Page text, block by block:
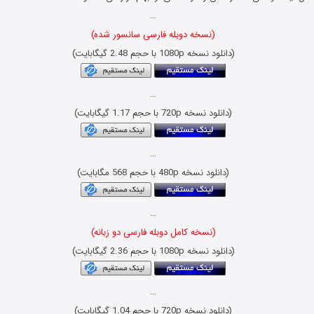
…
(نسخه دوبله فارسی سانسور شده)
(دانلود نسخه 1080p با حجم 2.48 گیگابایت)
…
(دانلود نسخه 720p با حجم 1.17 گیگابایت)
…
(دانلود نسخه 480p با حجم 568 مگابایت)
…
(نسخه کامل دوبله فارسی دو زبانه)
(دانلود نسخه 1080p با حجم 2.36 گیگابایت)
…
(دانلود نسخه 720p با حجم 1.04 گیگابایت)